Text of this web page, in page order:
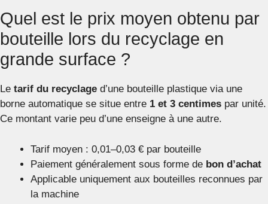
Quel est le prix moyen obtenu par
bouteille lors du recyclage en
grande surface ?
Le tarif du recyclage d’une bouteille plastique via une
borne automatique se situe entre 1 et 3 centimes par unité.
Ce montant varie peu d’une enseigne à une autre.
Tarif moyen : 0,01–0,03 € par bouteille
Paiement généralement sous forme de bon d’achat
Applicable uniquement aux bouteilles reconnues par
la machine